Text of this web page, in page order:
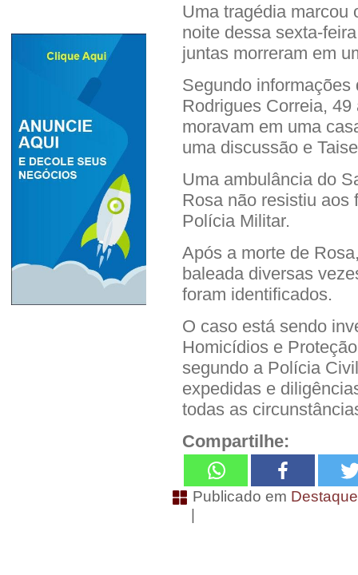
Uma tragédia marcou
noite dessa sexta-
juntas morreram em
Segundo
Rodrigues Correia,
moravam em uma
uma discussão e
Uma ambulância do
Rosa não resistiu aos
Polícia Militar.
Após a morte de
baleada diversas
foram identificados.
O caso está sendo
Homicídios e
segundo a Polícia
expedidas e
todas as
Compartilhe:
Publicado em
|